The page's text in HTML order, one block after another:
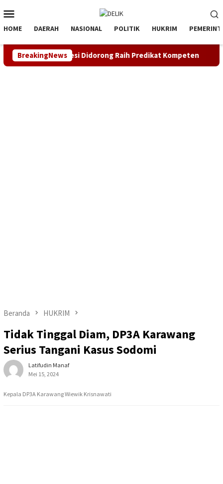
ke
kontenMobile
HOME DAERAH NASIONAL POLITIK HUKRIM
BreakingNews
SDM, Asesi Didorong Raih Predikat Kompeten
Beranda HUKRIM
Tidak Tinggal Diam, DP3A Karawang
Serius Tangani Kasus Sodomi
Latifudin Manaf
Mei 15, 2024
Kepala DP3A Karawang Wiewik Krisnawati